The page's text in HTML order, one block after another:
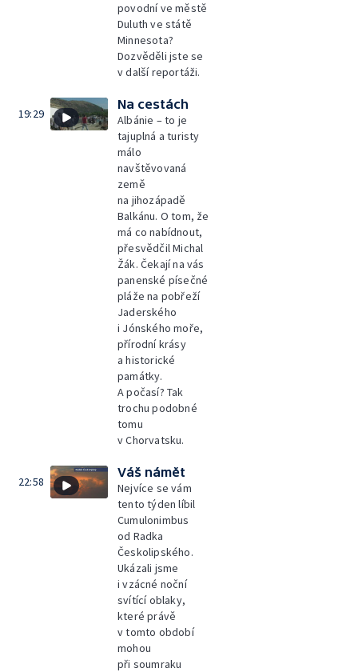
povodní ve městě
Duluth ve státě
Minnesota?
Dozvěděli jste se
v další reportáži.
19:29
Na cestách
Albánie – to je
tajuplná a turisty
málo
navštěvovaná
země
na jihozápadě
Balkánu. O tom, že
má co nabídnout,
přesvědčil Michal
Žák. Čekají na vás
panenské písečné
pláže na pobřeží
Jaderského
i Jónského moře,
přírodní krásy
a historické
památky.
A počasí? Tak
trochu podobné
tomu
v Chorvatsku.
22:58
Váš námět
Nejvíce se vám
tento týden líbil
Cumulonimbus
od Radka
Českolipského.
Ukázali jsme
i vzácné noční
svítící oblaky,
které právě
v tomto období
mohou
při soumraku